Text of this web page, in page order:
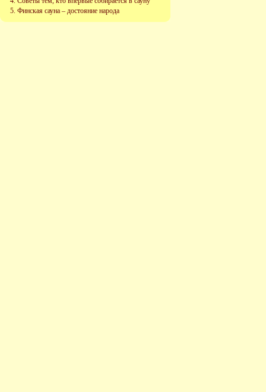
Финская сауна – достояние народа